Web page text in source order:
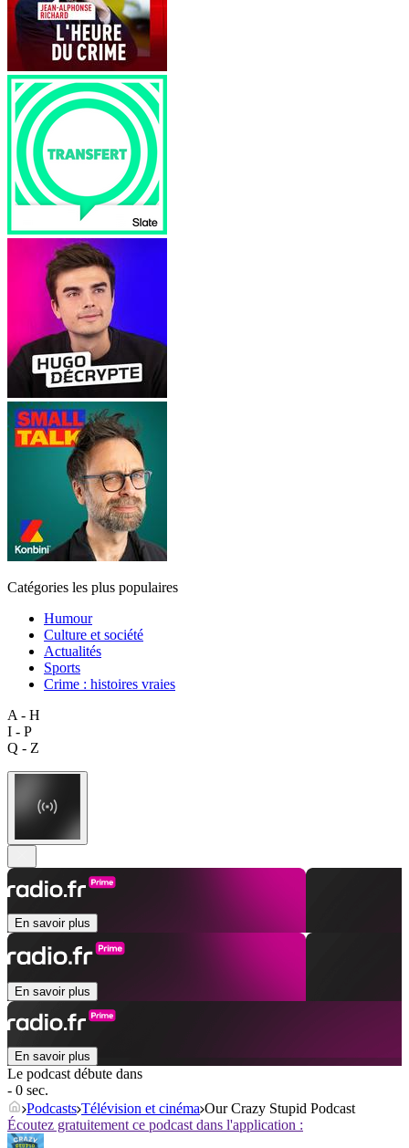
Catégories les plus populaires
Humour
Culture et société
Actualités
Sports
Crime : histoires vraies
A - H
I - P
Q - Z
En savoir plus
En savoir plus
En savoir plus
Le podcast débute dans
- 0 sec.
Podcasts Télévision et cinéma Our Crazy Stupid Podcast
Écoutez gratuitement ce podcast dans l'application :